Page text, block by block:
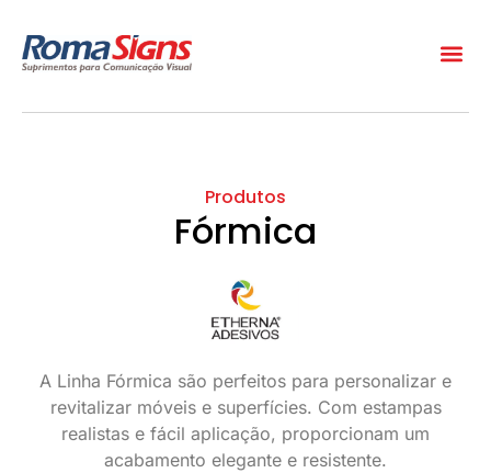
Produtos
Fórmica
A Linha Fórmica são perfeitos para personalizar e
revitalizar móveis e superfícies. Com estampas
realistas e fácil aplicação, proporcionam um
acabamento elegante e resistente.